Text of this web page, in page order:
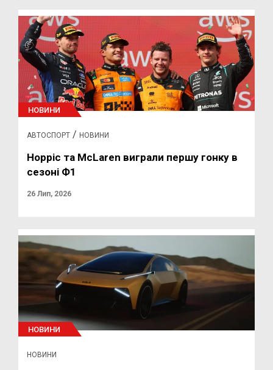
НОВИНИ
АВТОСПОРТ / НОВИНИ
Норріс та McLaren виграли першу гонку в
сезоні Ф1
26 Лип, 2026
НОВИНИ
НОВИНИ